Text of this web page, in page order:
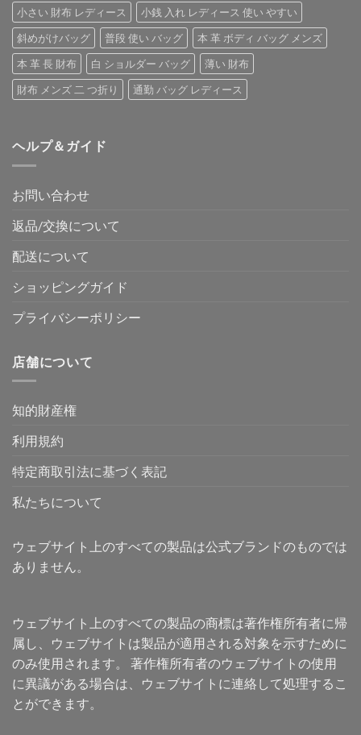
小さい 財布 レディース
小銭 入れ レディース 使い やすい
斜めがけバッグ
普段 使い バッグ
本 革 ボディ バッグ メンズ
本 革 長 財布
白 ショルダー バッグ
薄い 財布
財布 メンズ 二 つ折り
通勤 バッグ レディース
ヘルプ＆ガイド
お問い合わせ
返品/交換について
配送について
ショッピングガイド
プライバシーポリシー
店舗について
知的財産権
利用規約
特定商取引法に基づく表記
私たちについて
ウェブサイト上のすべての製品は公式ブランドのものでは
ありません。
ウェブサイト上のすべての製品の商標は著作権所有者に帰
属し、ウェブサイトは製品が適用される対象を示すために
のみ使用されます。 著作権所有者のウェブサイトの使用
に異議がある場合は、ウェブサイトに連絡して処理するこ
とができます。